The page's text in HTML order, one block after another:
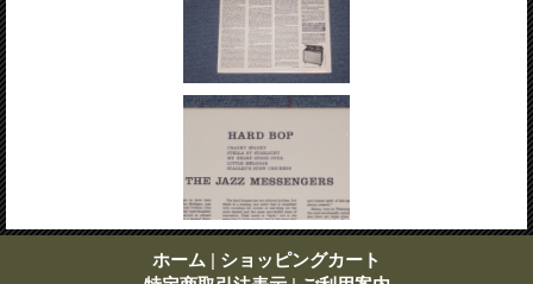
ホーム | ショッピングカート